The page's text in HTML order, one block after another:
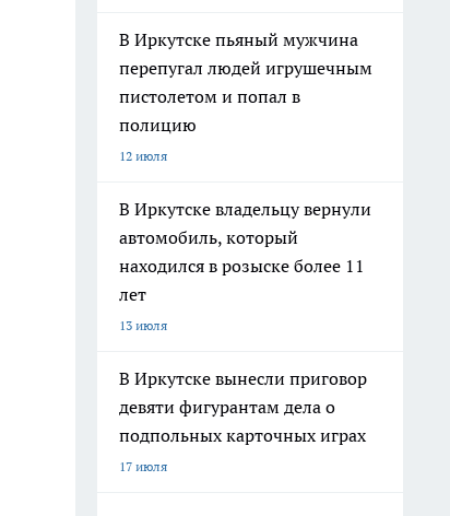
В Иркутске пьяный мужчина
перепугал людей игрушечным
пистолетом и попал в
полицию
12 июля
В Иркутске владельцу вернули
автомобиль, который
находился в розыске более 11
лет
13 июля
В Иркутске вынесли приговор
девяти фигурантам дела о
подпольных карточных играх
17 июля